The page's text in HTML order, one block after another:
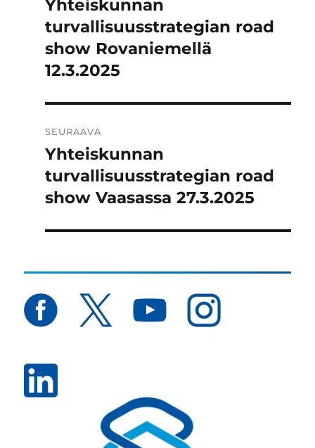
Edellinen
artikkeli:
Yhteiskunnan
turvallisuusstrategian road
show Rovaniemellä
12.3.2025
SEURAAVA
Seuraava
artikkeli:
Yhteiskunnan
turvallisuusstrategian road
show Vaasassa 27.3.2025